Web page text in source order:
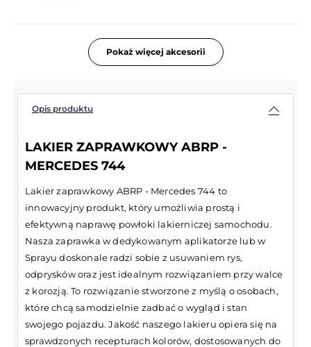
Pokaż więcej akcesorii
Opis produktu
LAKIER ZAPRAWKOWY ABRP -
MERCEDES 744
Lakier zaprawkowy ABRP - Mercedes 744 to
innowacyjny produkt, który umożliwia prostą i
efektywną naprawę powłoki lakierniczej samochodu.
Nasza zaprawka w dedykowanym aplikatorze lub w
Sprayu doskonale radzi sobie z usuwaniem rys,
odprysków oraz jest idealnym rozwiązaniem przy walce
z korozją. To rozwiązanie stworzone z myślą o osobach,
które chcą samodzielnie zadbać o wygląd i stan
swojego pojazdu. Jakość naszego lakieru opiera się na
sprawdzonych recepturach kolorów, dostosowanych do